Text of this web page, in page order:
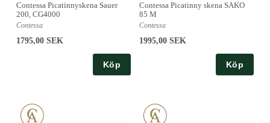
Contessa Picatinnyskena Sauer
200, CG4000
Contessa
1795,00 SEK
Köp
Contessa Picatinny skena SAKO
85 M
Contessa
1995,00 SEK
Köp